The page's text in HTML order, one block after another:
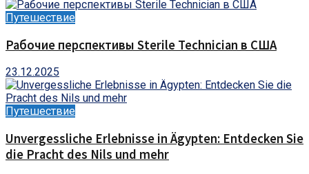
Путешествие
Рабочие перспективы Sterile Technician в США
23.12.2025
Путешествие
Unvergessliche Erlebnisse in Ägypten: Entdecken Sie
die Pracht des Nils und mehr